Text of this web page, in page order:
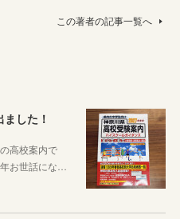
この著者の記事一覧へ
した！
高校案内で
お世話にな…